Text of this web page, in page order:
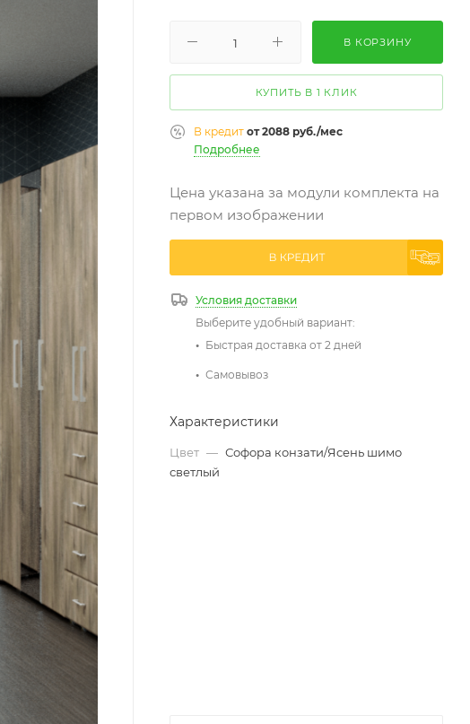
В КОРЗИНУ
КУПИТЬ В 1 КЛИК
В кредит от 2088 руб./мес
Подробнее
Цена указана за модули комплекта на
первом изображении
Условия доставки
Выберите удобный вариант:
Быстрая доставка от 2 дней
Самовывоз
Характеристики
Цвет — Софора конзати/Ясень шимо
светлый